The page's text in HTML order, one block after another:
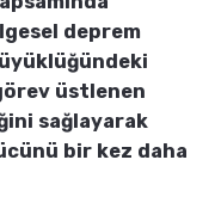
deprem
üstlenen
sağlayarak
bir kez daha